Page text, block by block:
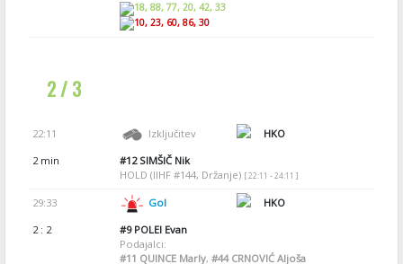
18, 88, 77, 20, 42, 33
10, 23, 60, 86, 30
2 / 3
22:11 Izključitev
HKO
2 min
#12SIMŠIČ Nik
HOLD (IIHF #144, Držanje) [ 22:11 - 24:11 ]
29:33 Gol
HKO
2 : 2
#9POLEI Evan
Podajalci:
#11 QUINCE Marly, #44CRNOVIĆ Aljoša